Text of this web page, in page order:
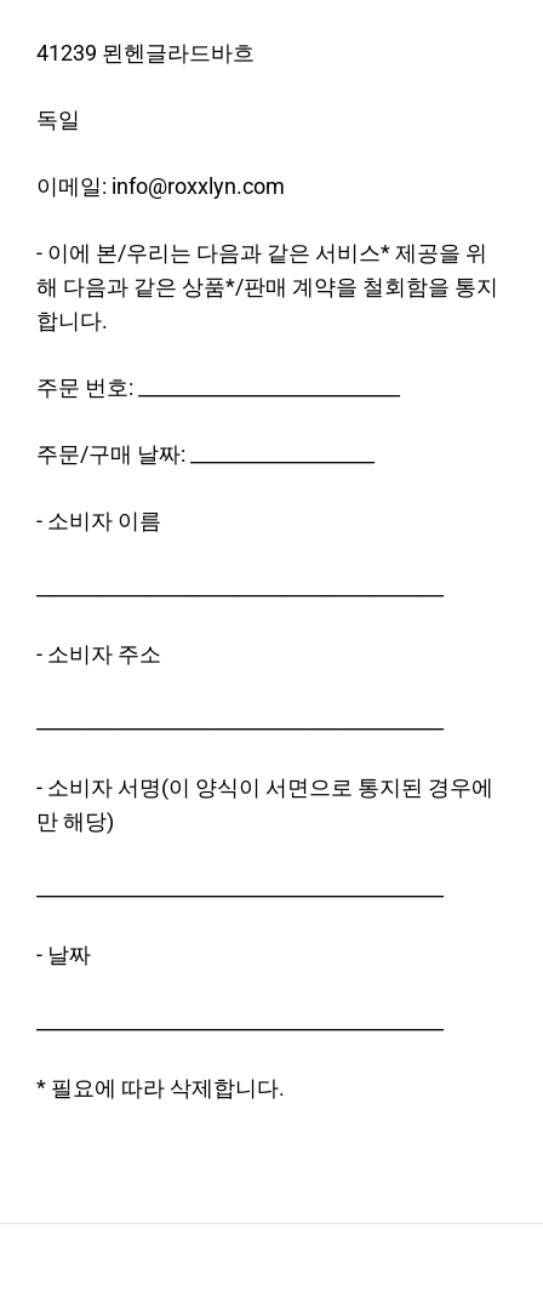
41239 묀헨글라드바흐
독일
이메일: info@roxxlyn.com
- 이에 본/우리는 다음과 같은 서비스* 제공을 위
해 다음과 같은 상품*/판매 계약을 철회함을 통지
합니다.
주문 번호: ___________________________
주문/구매 날짜: ___________________
- 소비자 이름
- 소비자 주소
- 소비자 서명(이 양식이 서면으로 통지된 경우에
만 해당)
- 날짜
* 필요에 따라 삭제합니다.